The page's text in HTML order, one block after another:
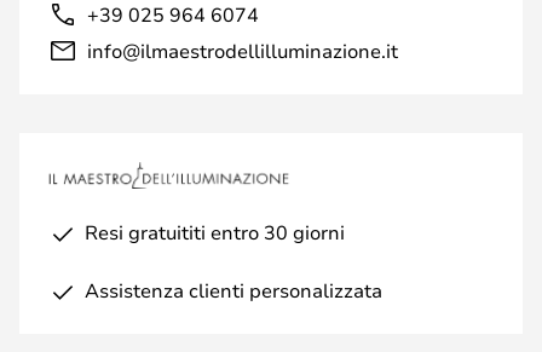
+39 025 964 6074
info@ilmaestrodellilluminazione.it
Resi gratuititi entro 30 giorni
Assistenza clienti personalizzata